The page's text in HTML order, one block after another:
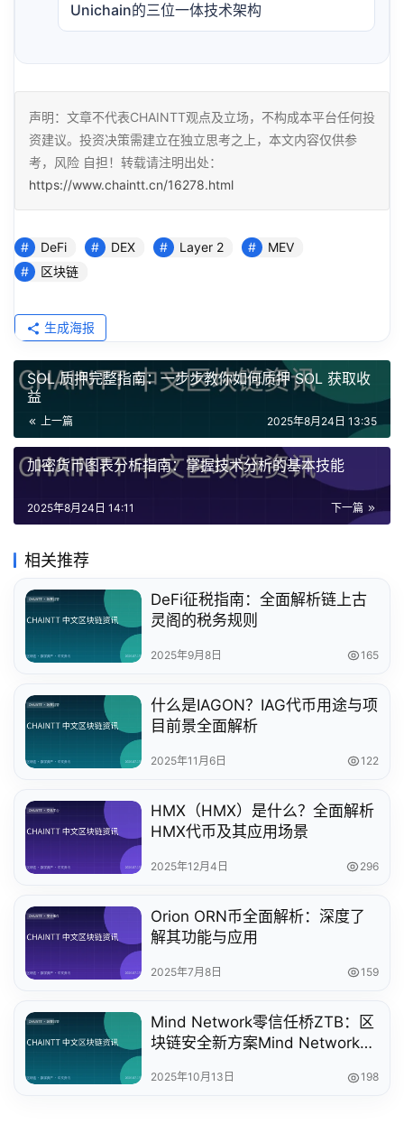
Unichain的三位一体技术架构
声明：文章不代表CHAINTT观点及立场，不构成本平台任何投
资建议。投资决策需建立在独立思考之上，本文内容仅供参
考，风险 自担！转载请注明出处：
https://www.chaintt.cn/16278.html
DeFi DEX Layer 2
MEV
区块链
生成海报
SOL 质押完整指南：一步步教你如何质押 SOL 获取收
益
上一篇 2025年8月24日 13:35
加密货币图表分析指南：掌握技术分析的基本技能
下一篇
2025年8月24日 14:11
相关推荐
DeFi征税指南：全面解析链上古
灵阁的税务规则
2025年9月8日 165
什么是IAGON？IAG代币用途与项
目前景全面解析
2025年11月6日 122
HMX（HMX）是什么？全面解析
HMX代币及其应用场景
2025年12月4日 296
Orion ORN币全面解析：深度了
解其功能与应用
2025年7月8日 159
Mind Network零信任桥ZTB：区
块链安全新方案Mind Network革
2025年10月13日 198